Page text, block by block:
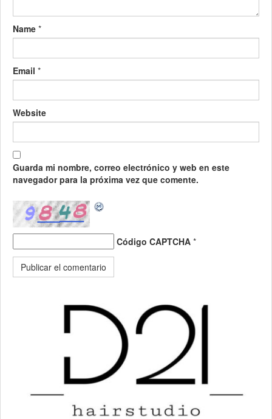
Name *
Email *
Website
Guarda mi nombre, correo electrónico y web en este
navegador para la próxima vez que comente.
Código CAPTCHA *